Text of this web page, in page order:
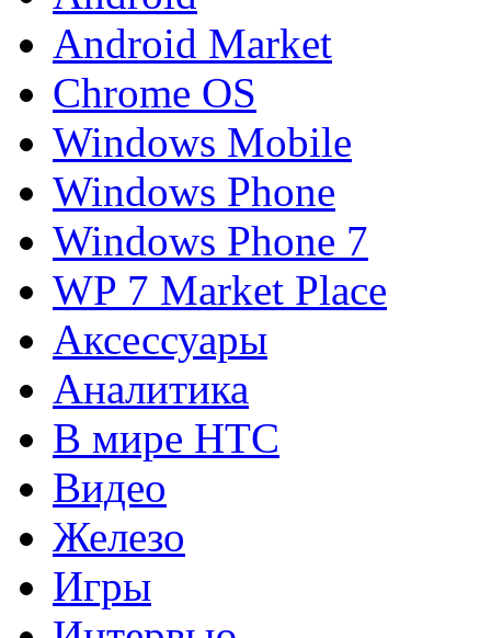
Android Market
Chrome OS
Windows Mobile
Windows Phone
Windows Phone 7
WP 7 Market Place
Аксессуары
Аналитика
В мире HTC
Видео
Железо
Игры